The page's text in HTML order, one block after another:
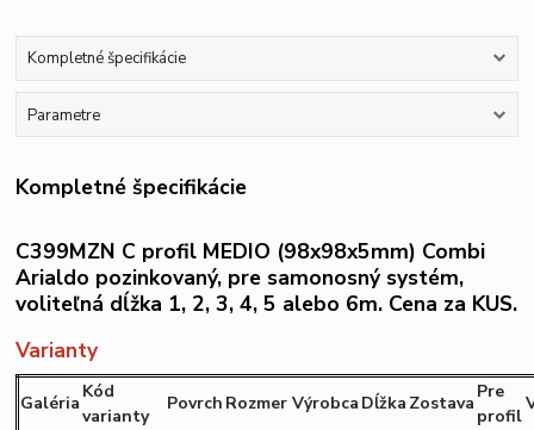
Kompletné špecifikácie
Parametre
Kompletné špecifikácie
C399MZN C profil MEDIO (98x98x5mm) Combi
Arialdo pozinkovaný, pre samonosný systém,
voliteľná dĺžka 1, 2, 3, 4, 5 alebo 6m. Cena za KUS.
Varianty
Galéria
Kód
varianty
Povrch Rozmer Výrobca Dĺžka Zostava
Pre
profil